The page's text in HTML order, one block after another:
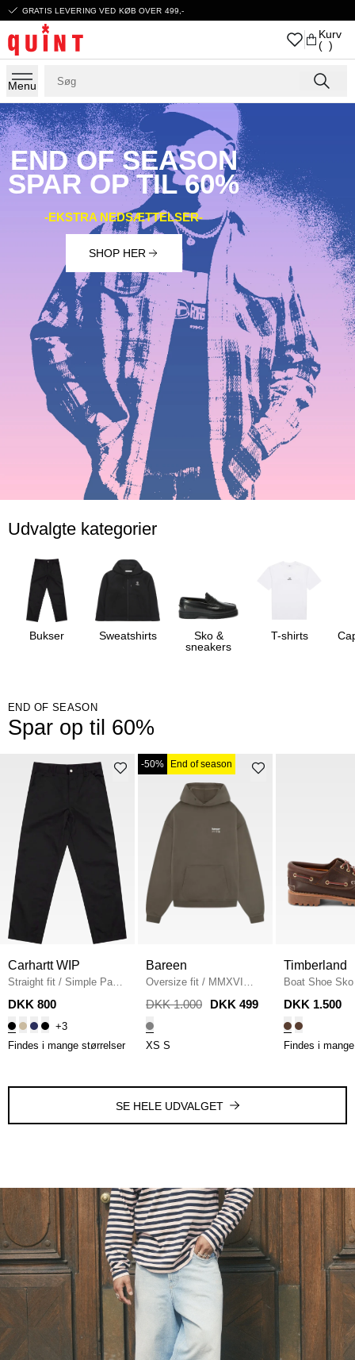
GRATIS LEVERING VED KØB OVER 499,-
Kurv
( )
Menu
END OF SEASON
SPAR OP TIL 60%
-EKSTRA NEDSÆTTELSER-
SHOP HER
Udvalgte kategorier
Bukser Sweatshirts
Sko &
sneakers
T-shirts
END OF SEASON
Spar op til 60%
Carhartt WIP
Straight fit / Simple Pant
I020075 / BLACK
DKK 800
+3
Findes i mange størrelser
-50% End of season
Bareen
Oversize fit / MMXVI
Hoodie
STONE GREY
DKK 1.000 DKK 499
XS S
Timberland
Boat Shoe Sko
MEDIUM
DKK 1.500
Findes i
SE HELE UDVALGET